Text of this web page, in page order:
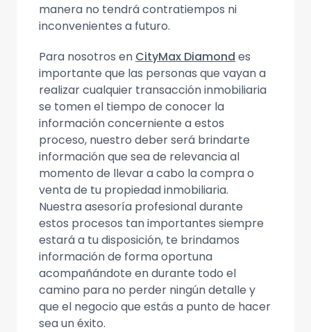
manera no tendrá contratiempos ni
inconvenientes a futuro.
Para nosotros en CityMax Diamond es
importante que las personas que vayan a
realizar cualquier transacción inmobiliaria
se tomen el tiempo de conocer la
información concerniente a estos
proceso, nuestro deber será brindarte
información que sea de relevancia al
momento de llevar a cabo la compra o
venta de tu propiedad inmobiliaria.
Nuestra asesoría profesional durante
estos procesos tan importantes siempre
estará a tu disposición, te brindamos
información de forma oportuna
acompañándote en durante todo el
camino para no perder ningún detalle y
que el negocio que estás a punto de hacer
sea un éxito.